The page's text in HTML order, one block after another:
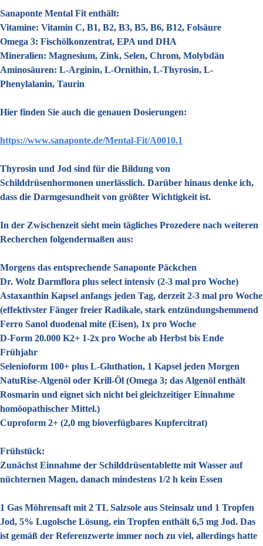
Sanaponte Mental Fit enthält:
Vitamine: Vitamin C, B1, B2, B3, B5, B6, B12, Folsäure
Omega 3: Fischölkonzentrat, EPA und DHA
Mineralien: Magnesium, Zink, Selen, Chrom, Molybdän
Aminosäuren: L-Arginin, L-Ornithin, L-Thyrosin, L-
Phenylalanin, Taurin
Hier finden Sie auch die genauen Dosierungen:
https://www.sanaponte.de/Mental-Fit/A0010.1
Thyrosin und Jod sind für die Bildung von
Schilddrüsenhormonen unerlässlich. Darüber hinaus denke ich,
dass die Darmgesundheit von größter Wichtigkeit ist.
In der Zwischenzeit sieht mein tägliches Prozedere nach weiteren
Recherchen folgendermaßen aus:
Morgens das entsprechende Sanaponte Päckchen
Dr. Wolz Darmflora plus select intensiv (2-3 mal pro Woche)
Astaxanthin Kapsel anfangs jeden Tag, derzeit 2-3 mal pro Woche
(effektivster Fänger freier Radikale, stark entzündungshemmend
Ferro Sanol duodenal mite (Eisen), 1x pro Woche
D-Form 20.000 K2+ 1-2x pro Woche ab Herbst bis Ende
Frühjahr
Selenioform 100+ plus L-Gluthation, 1 Kapsel jeden Morgen
NatuRise-Algenöl oder Krill-Öl (Omega 3; das Algenöl enthält
Rosmarin und eignet sich nicht bei gleichzeitiger Einnahme
homöopathischer Mittel.)
Cuproform 2+ (2,0 mg bioverfügbares Kupfercitrat)
Frühstück:
Zunächst Einnahme der Schilddrüsentablette mit Wasser auf
nüchternen Magen, danach mindestens 1/2 h kein Essen
1 Gas Möhrensaft mit 2 TL Salzsole aus Steinsalz und 1 Tropfen
Jod, 5% Lugolsche Lösung, ein Tropfen enthält 6,5 mg Jod. Das
ist gemäß der Referenzwerte immer noch zu viel, allerdings hatte